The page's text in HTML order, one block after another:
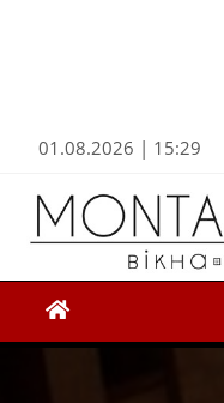
01.08.2026 | 15:29